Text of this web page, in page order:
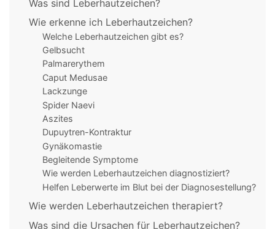
Was sind Leberhautzeichen?
Wie erkenne ich Leberhautzeichen?
Welche Leberhautzeichen gibt es?
Gelbsucht
Palmarerythem
Caput Medusae
Lackzunge
Spider Naevi
Aszites
Dupuytren-Kontraktur
Gynäkomastie
Begleitende Symptome
Wie werden Leberhautzeichen diagnostiziert?
Helfen Leberwerte im Blut bei der Diagnosestellung?
Wie werden Leberhautzeichen therapiert?
Was sind die Ursachen für Leberhautzeichen?